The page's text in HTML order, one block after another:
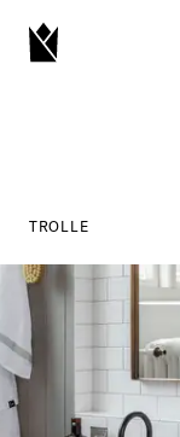
TROLLE